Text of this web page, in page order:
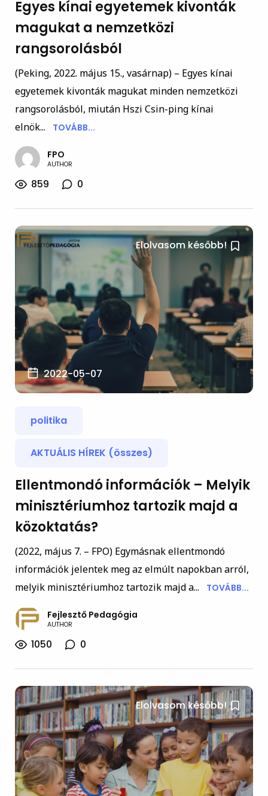
Egyes kínai egyetemek kivonták
magukat a nemzetközi
rangsorolásból
(Peking, 2022. május 15., vasárnap) – Egyes kínai
egyetemek kivonták magukat minden nemzetközi
rangsorolásból, miután Hszi Csin-ping kínai
elnök...
TOVÁBB...
FPO
AUTHOR
859 0
Elolvasom később!
2022-05-07
politika
AKTUÁLIS HÍREK (összes)
Ellentmondó információk – Melyik
minisztériumhoz tartozik majd a
közoktatás?
(2022, május 7. – FPO) Egymásnak ellentmondó
információk jelentek meg az elmúlt napokban arról,
melyik minisztériumhoz tartozik majd a...
TOVÁBB...
Fejlesztő Pedagógia
AUTHOR
1050 0
Elolvasom később!